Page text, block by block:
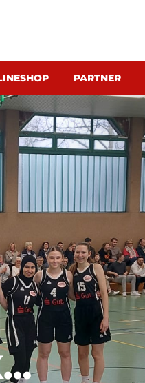
PARTNER